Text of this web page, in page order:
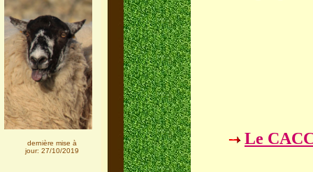
dernière mise à
jour: 27/10/2019
Le